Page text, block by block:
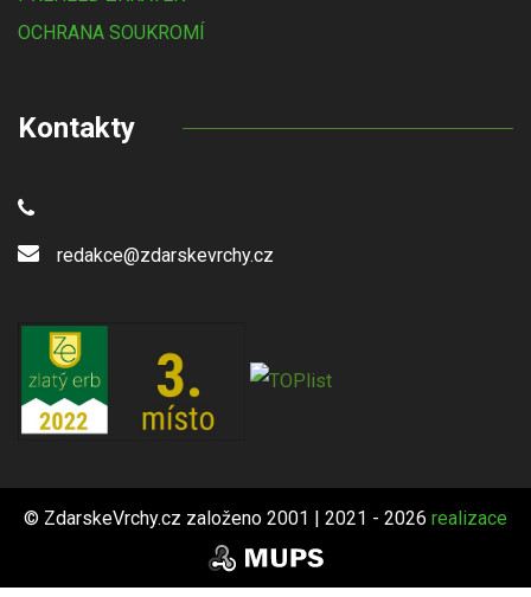
OCHRANA SOUKROMÍ
Kontakty
redakce@zdarskevrchy.cz
© ZdarskeVrchy.cz založeno 2001 | 2021 - 2026 realizace